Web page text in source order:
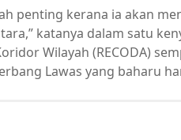
penting kerana ia akan
katanya dalam satu
Wilayah (RECODA)
Lawas yang baharu